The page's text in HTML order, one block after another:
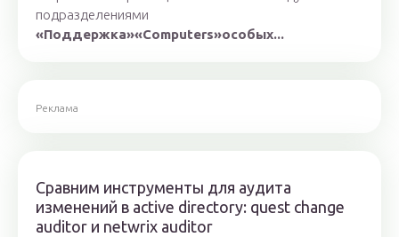
подразделениями
«Поддержка»«Computers»особых...
Реклама
Сравним инструменты для аудита
изменений в active directory: quest change
auditor и netwrix auditor